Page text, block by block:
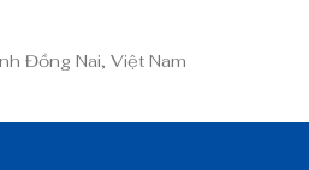
Đồng Nai, Việt Nam